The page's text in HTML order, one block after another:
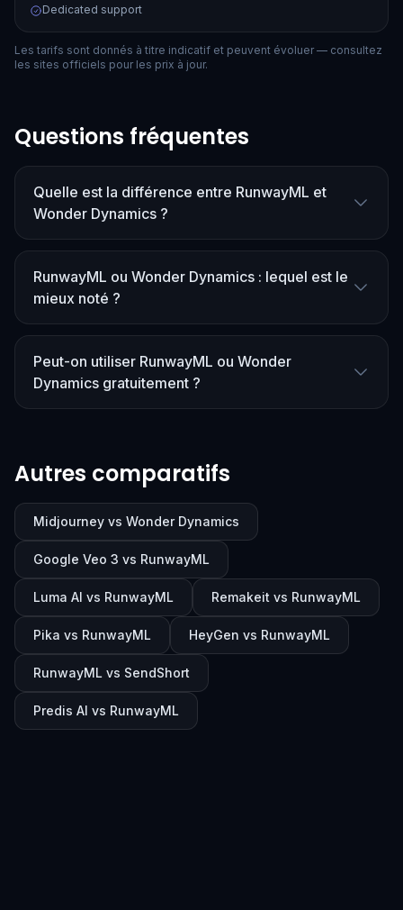
Dedicated support
Les tarifs sont donnés à titre indicatif et peuvent évoluer — consultez
les sites officiels pour les prix à jour.
Questions fréquentes
Quelle est la différence entre RunwayML et
Wonder Dynamics ?
RunwayML ou Wonder Dynamics : lequel est le
mieux noté ?
Peut-on utiliser RunwayML ou Wonder
Dynamics gratuitement ?
Autres comparatifs
Midjourney vs Wonder Dynamics
Google Veo 3 vs RunwayML
Luma AI vs RunwayML Remakeit vs RunwayML
Pika vs RunwayML HeyGen vs RunwayML
RunwayML vs SendShort
Predis AI vs RunwayML